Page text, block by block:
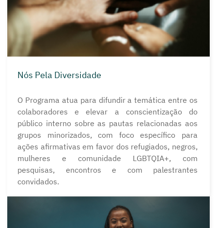
Nós Pela Diversidade
O Programa atua para difundir a temática entre os
colaboradores e elevar a conscientização do
público interno sobre as pautas relacionadas aos
grupos minorizados, com foco específico para
ações afirmativas em favor dos refugiados, negros,
mulheres e comunidade LGBTQIA+, com
pesquisas, encontros e com palestrantes
convidados.